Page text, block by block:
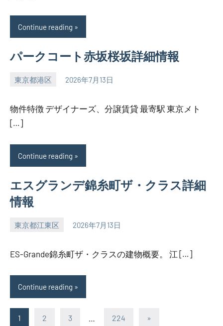
Continue reading
パークコート赤坂桜坂詳細情報
東京都港区 2026年7月13日
SEZIMO
物件特徴 デザイナーズ、分譲賃貸 最寄駅 東京メト
[…]
Continue reading
エスグランデ錦糸町ザ・クラス詳細
情報
東京都江東区 2026年7月13日
SEZIMO
ES-Grande錦糸町ザ・クラスの建物概要。 江 […]
Continue reading
投1 2 3 224
Next
»